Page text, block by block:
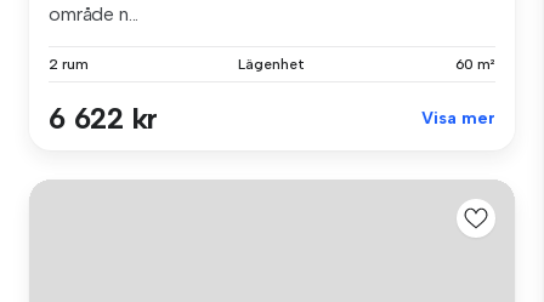
område n...
2 rum Lägenhet 60 m²
6 622 kr Visa mer